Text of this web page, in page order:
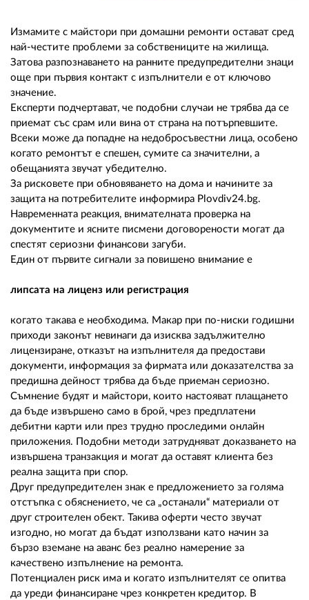
Измамите с майстори при домашни ремонти остават сред
най-честите проблеми за собствениците на жилища.
Затова разпознаването на ранните предупредителни знаци
още при първия контакт с изпълнители е от ключово
значение.
Експерти подчертават, че подобни случаи не трябва да се
приемат със срам или вина от страна на потърпевшите.
Всеки може да попадне на недобросъвестни лица, особено
когато ремонтът е спешен, сумите са значителни, а
обещанията звучат убедително.
За рисковете при обновяването на дома и начините за
защита на потребителите информира Plovdiv24.bg.
Навременната реакция, внимателната проверка на
документите и ясните писмени договорености могат да
спестят сериозни финансови загуби.
Един от първите сигнали за повишено внимание е
липсата на лиценз или регистрация
когато такава е необходима. Макар при по-ниски годишни
приходи законът невинаги да изисква задължително
лицензиране, отказът на изпълнителя да предостави
документи, информация за фирмата или доказателства за
предишна дейност трябва да бъде приеман сериозно.
Съмнение будят и майстори, които настояват плащането
да бъде извършено само в брой, чрез предплатени
дебитни карти или през трудно проследими онлайн
приложения. Подобни методи затрудняват доказването на
извършена транзакция и могат да оставят клиента без
реална защита при спор.
Друг предупредителен знак е предложението за голяма
отстъпка с обяснението, че са „останали“ материали от
друг строителен обект. Такива оферти често звучат
изгодно, но могат да бъдат използвани като начин за
бързо вземане на аванс без реално намерение за
качествено изпълнение на ремонта.
Потенциален риск има и когато изпълнителят се опитва
да уреди финансиране чрез конкретен кредитор. В